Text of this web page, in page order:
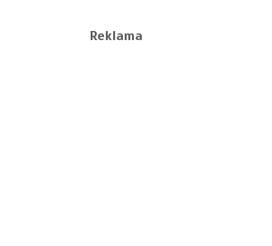
Reklama